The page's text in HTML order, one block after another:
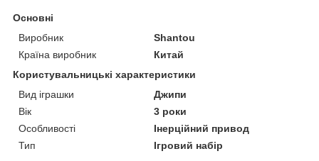
Основні
Виробник
Shantou
Країна виробник
Китай
Користувальницькі характеристики
Вид іграшки
Джипи
Вік
3 роки
Особливості
Інерційний привод
Тип
Ігровий набір